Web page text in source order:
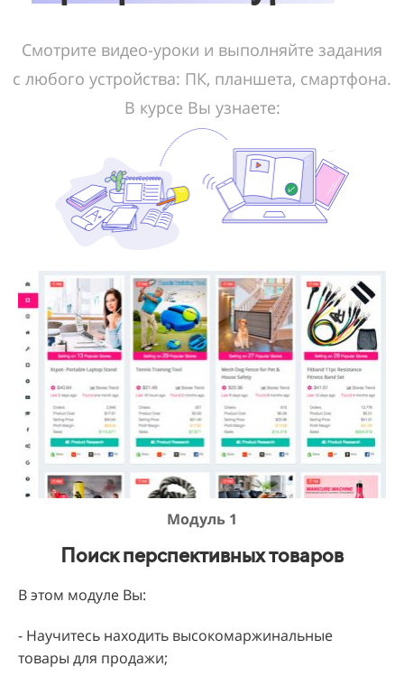
Смотрите видео-уроки и выполняйте задания
с любого устройства: ПК, планшета, смартфона.
В курсе Вы узнаете:
Модуль 1
Поиск перспективных товаров
В этом модуле Вы:
- Научитесь находить высокомаржинальные
товары для продажи;